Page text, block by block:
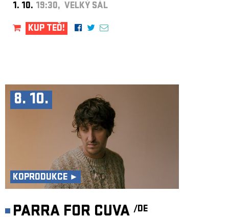
1. 10. 19:30, VELKÝ SÁL
KUP TEĎ!
8. 10.
KOPRODUKCE ►
PARRA FOR CUVA /DE